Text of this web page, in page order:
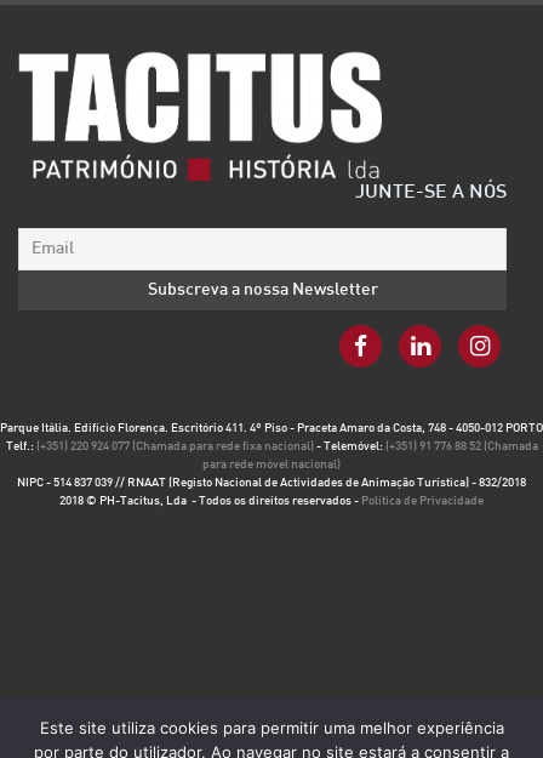
JUNTE-SE A NÓS
Parque Itália. Edifício Florença. Escritório 411. 4º Piso - Praceta Amaro da Costa, 748 - 4050-012 PORTO
Telf.: (+351) 220 924 077 (Chamada para rede fixa nacional) - Telemóvel: (+351) 91 776 88 52 (Chamada
para rede móvel nacional)
NIPC - 514 837 039 // RNAAT (Registo Nacional de Actividades de Animação Turística) - 832/2018
2018 © PH-Tacitus, Lda - Todos os direitos reservados - Política de Privacidade
Este site utiliza cookies para permitir uma melhor experiência
por parte do utilizador. Ao navegar no site estará a consentir a